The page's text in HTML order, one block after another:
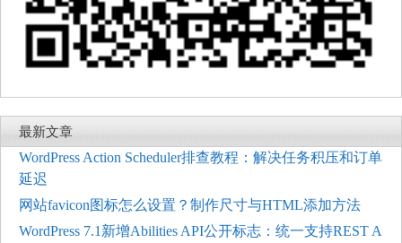
最新文章
WordPress Action Scheduler排查教程：解决任务积压和订单
延迟
网站favicon图标怎么设置？制作尺寸与HTML添加方法
WordPress 7.1新增Abilities API公开标志：统一支持REST A